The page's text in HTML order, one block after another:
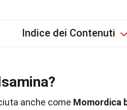
Indice dei Contenuti
anche come Momordica